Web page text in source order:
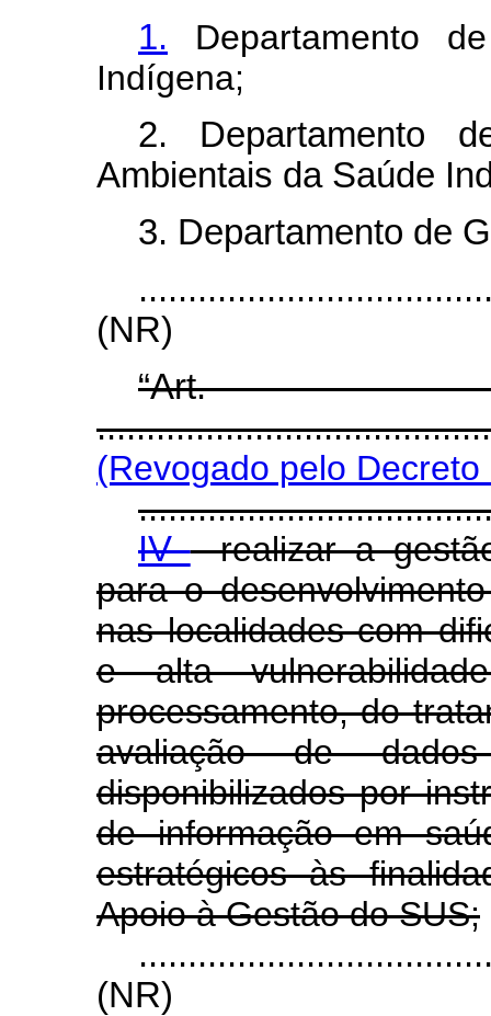
1. Departamento
Indígena;
2. Departamento
Ambientais da Saúde
3. Departamento de
(NR)
(Revogado pelo
IV- realizar a
para o
nas localidades com
e alta
processamento, do
avaliação de
disponibilizados por
de informação em
estratégicos às
Apoio à Gestão do SUS;
(NR)